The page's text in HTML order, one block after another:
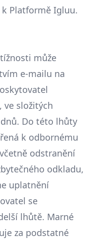
Platformě Igluu.
může
e-mailu na
ve složitých
Do této lhůty
k odbornému
odstranění
odkladu,
uplatnění
se
lhůtě. Marné
za podstatné